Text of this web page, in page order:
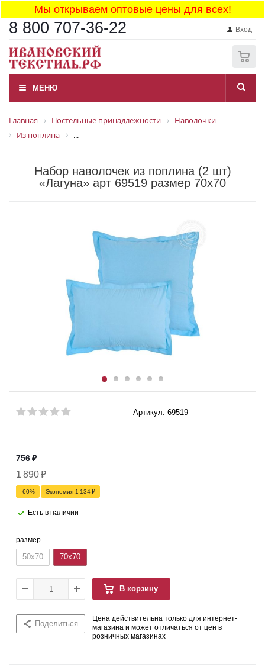
Мы открываем оптовые цены для всех!
8 800 707-36-22 Вход
МЕНЮ
Главная Постельные принадлежности
Наволочки
Из поплина
...
Набор наволочек из поплина (2 шт)
«Лагуна» арт 69519 размер 70x70
Артикул: 69519
756₽
1 890₽
-60% Экономия 1 134₽
Есть в наличии
размер
50x70 70x70
В корзину
Поделиться
Цена действительна только для интернет-
магазина и может отличаться от цен в
розничных магазинах